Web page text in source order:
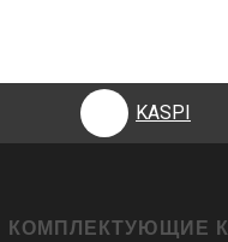
KASPI
КОМПЛЕКТУЮЩИЕ К